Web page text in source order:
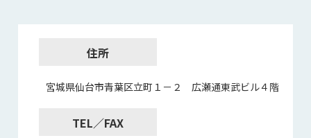
住所
宮城県仙台市青葉区立町１－２ 広瀬通東武ビル４階
TEL／FAX